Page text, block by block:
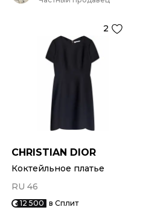
2
CHRISTIAN DIOR
Коктейльное платье
RU 46
12 500 в Сплит